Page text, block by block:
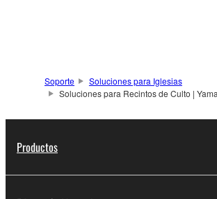
Soporte
Soluciones para Iglesias
Soluciones para Recintos de Culto |
Productos